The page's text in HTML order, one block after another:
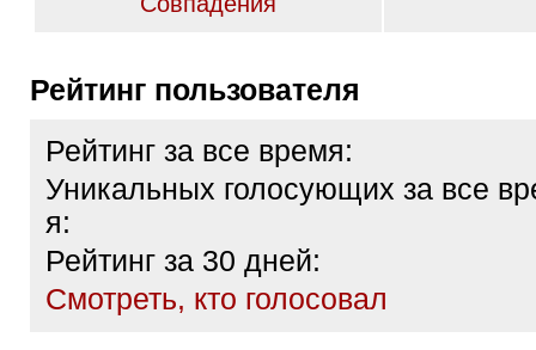
Рейтинг пользователя
Рейтинг за все время:
Уникальных голосующих за все
я:
Рейтинг за 30 дней:
Cмотреть, кто голосовал